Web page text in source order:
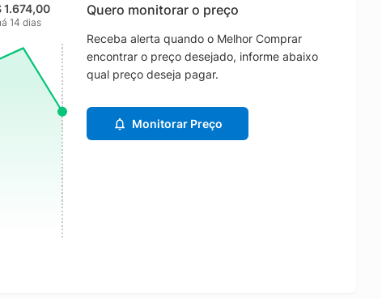
1.674,00
14 dias
Quero monitorar o preço
Receba alerta quando o Melhor Comprar
encontrar o preço desejado, informe abaixo
qual preço deseja pagar.
Monitorar Preço